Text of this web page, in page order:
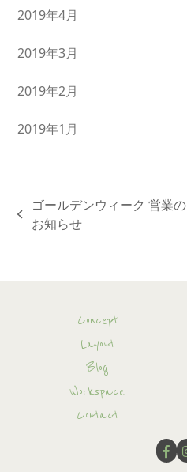
2019年4月
2019年3月
2019年2月
2019年1月
previous
ゴールデンウィーク 営業の
お知らせ
Concept
Layout
Blog
Workspace
Contact